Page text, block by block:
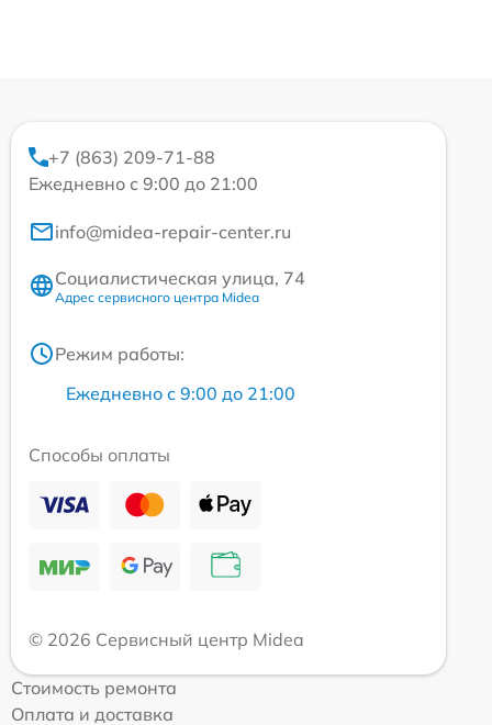
+7 (863) 209-71-88
Ежедневно с 9:00 до 21:00
info@midea-repair-center.ru
Социалистическая улица, 74
Адрес сервисного центра Midea
Режим работы:
Ежедневно с 9:00 до 21:00
Способы оплаты
© 2026 Сервисный центр Midea
Стоимость ремонта
Оплата и доставка